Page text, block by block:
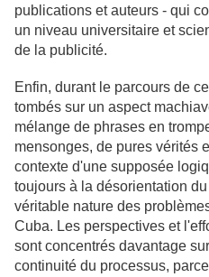
publications et auteurs - qui
un niveau universitaire et
de la publicité.
Enfin, durant le parcours de
tombés sur un aspect
mélange de phrases en
mensonges, de pures vérités
contexte d'une supposée
toujours à la désorientation
véritable nature des
Cuba. Les perspectives et
sont concentrés davantage
continuité du processus,